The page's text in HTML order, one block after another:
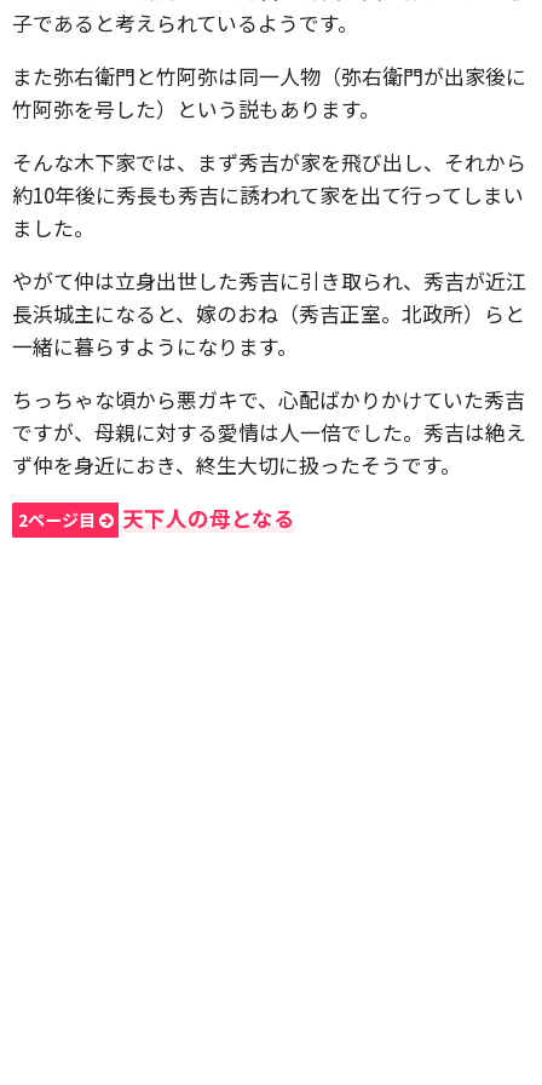
子であると考えられているようです。
また弥右衛門と竹阿弥は同一人物（弥右衛門が出家後に
竹阿弥を号した）という説もあります。
そんな木下家では、まず秀吉が家を飛び出し、それから
約10年後に秀長も秀吉に誘われて家を出て行ってしまい
ました。
やがて仲は立身出世した秀吉に引き取られ、秀吉が近江
長浜城主になると、嫁のおね（秀吉正室。北政所）らと
一緒に暮らすようになります。
ちっちゃな頃から悪ガキで、心配ばかりかけていた秀吉
ですが、母親に対する愛情は人一倍でした。秀吉は絶え
ず仲を身近におき、終生大切に扱ったそうです。
2ページ目 天下人の母となる